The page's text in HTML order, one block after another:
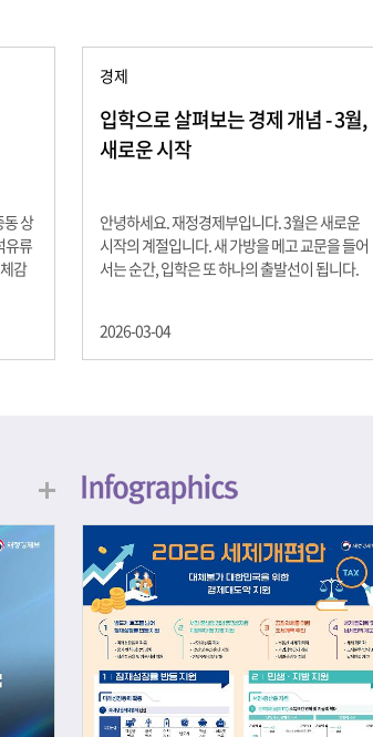
동 상
유류
감
상
성이
경제
입학으로 살펴보는 경제 개념 - 3월,
새로운 시작
안녕하세요. 재정경제부입니다. 3월은 새로운
시작의 계절입니다. 새 가방을 메고 교문을 들어
서는 순간, 입학은 또 하나의 출발선이 됩니다.
음이기도 합니다. 입학이라는 순간을 경제의 시
각으로 바라보면, 우리는 한 가지 중요한 개념을
식, 친구들과의 협업, 다양한 활동 속에서 얻는
문제 해결 경험은 모두 개인의 역량으로 축적됩
니다. 경제학에서는 이.......
2026-03-04